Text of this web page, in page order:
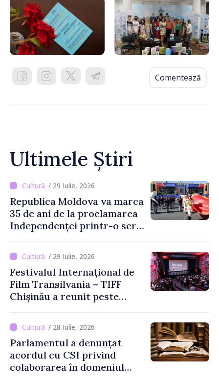
Comentează
Ultimele Știri
/ 29 Iulie, 2026
Republica Moldova va marca
35 de ani de la proclamarea
Independenței printr-o serie
/ 29 Iulie, 2026
Festivalul Internațional de
Film Transilvania – TIFF
Chișinău a reunit peste
de-a șasea ediție
/ 28 Iulie, 2026
Parlamentul a denunțat
acordul cu CSI privind
colaborarea în domeniul